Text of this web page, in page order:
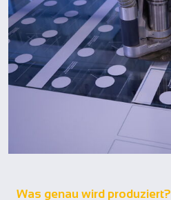
Was genau wird produziert?